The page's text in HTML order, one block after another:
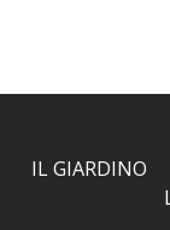
IL GIARDINO